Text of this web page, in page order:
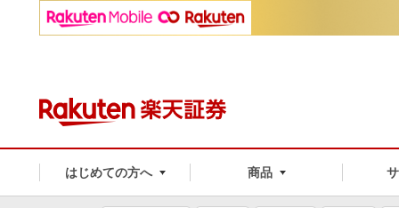
はじめての方へ 商品